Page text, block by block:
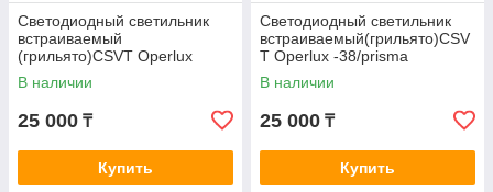
Светодиодный светильник
встраиваемый
(грильято)CSVT Operlux
-38/opal/R-2
В наличии
25 000 ₸
Купить
Светодиодный светильник
встраиваемый(грильято)CSV
T Operlux -38/prisma
В наличии
25 000 ₸
Купить